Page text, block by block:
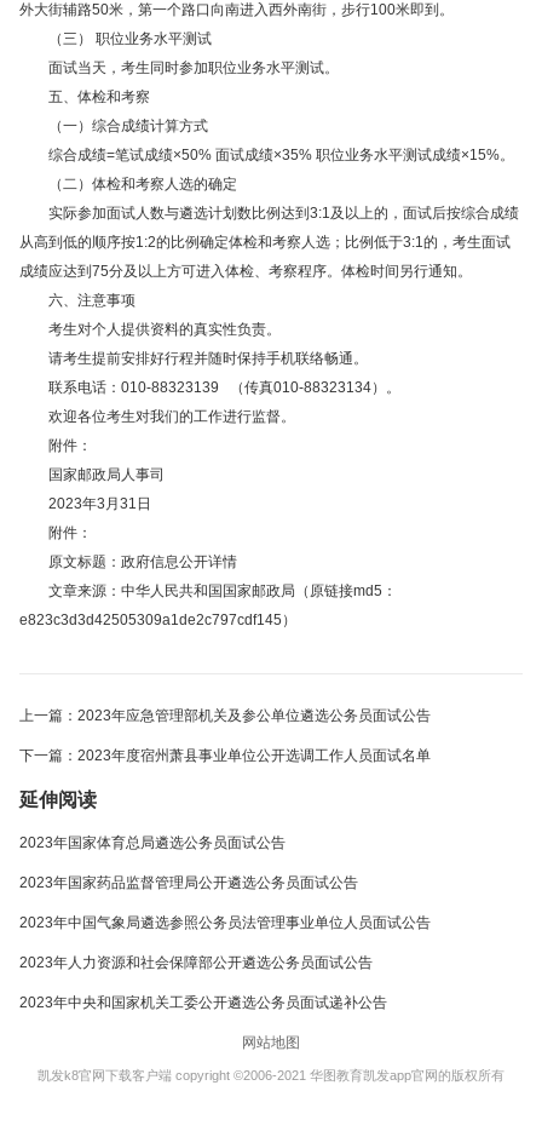
外大街辅路50米，第一个路口向南进入西外南街，步行100米即到。
（三） 职位业务水平测试
面试当天，考生同时参加职位业务水平测试。
五、体检和考察
（一）综合成绩计算方式
综合成绩=笔试成绩×50% 面试成绩×35% 职位业务水平测试成绩×15%。
（二）体检和考察人选的确定
实际参加面试人数与遴选计划数比例达到3:1及以上的，面试后按综合成绩
从高到低的顺序按1:2的比例确定体检和考察人选；比例低于3:1的，考生面试
成绩应达到75分及以上方可进入体检、考察程序。体检时间另行通知。
六、注意事项
考生对个人提供资料的真实性负责。
请考生提前安排好行程并随时保持手机联络畅通。
联系电话：010-88323139 （传真010-88323134）。
欢迎各位考生对我们的工作进行监督。
附件：
国家邮政局人事司
2023年3月31日
附件：
原文标题：政府信息公开详情
文章来源：中华人民共和国国家邮政局（原链接md5：
e823c3d3d42505309a1de2c797cdf145）
上一篇：2023年应急管理部机关及参公单位遴选公务员面试公告
下一篇：2023年度宿州萧县事业单位公开选调工作人员面试名单
延伸阅读
2023年国家体育总局遴选公务员面试公告
2023年国家药品监督管理局公开遴选公务员面试公告
2023年中国气象局遴选参照公务员法管理事业单位人员面试公告
2023年人力资源和社会保障部公开遴选公务员面试公告
2023年中央和国家机关工委公开遴选公务员面试递补公告
网站地图
凯发k8官网下载客户端 copyright ©2006-2021 华图教育凯发app官网的版权所有